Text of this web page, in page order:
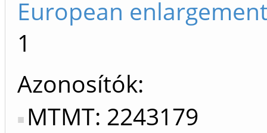
European
1
Azonosítók
MTMT: 2243179